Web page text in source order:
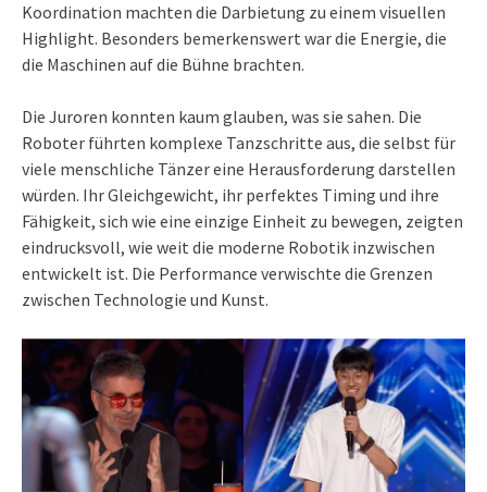
Koordination machten die Darbietung zu einem visuellen
Highlight. Besonders bemerkenswert war die Energie, die
die Maschinen auf die Bühne brachten.
Die Juroren konnten kaum glauben, was sie sahen. Die
Roboter führten komplexe Tanzschritte aus, die selbst für
viele menschliche Tänzer eine Herausforderung darstellen
würden. Ihr Gleichgewicht, ihr perfektes Timing und ihre
Fähigkeit, sich wie eine einzige Einheit zu bewegen, zeigten
eindrucksvoll, wie weit die moderne Robotik inzwischen
entwickelt ist. Die Performance verwischte die Grenzen
zwischen Technologie und Kunst.